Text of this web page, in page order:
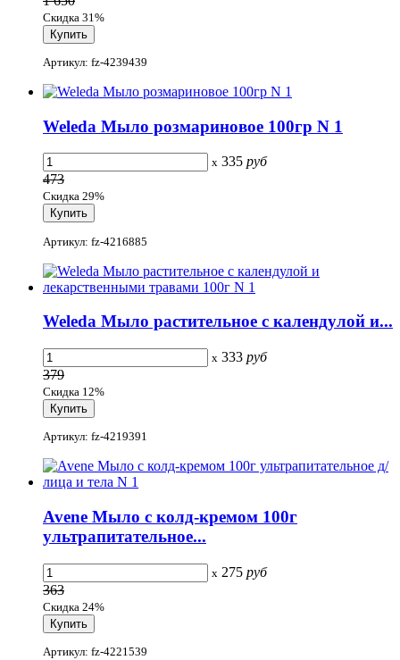
Скидка 31%
Артикул: fz-4239439
Weleda Мыло розмариновое 100гр N 1
x 335 руб
473
Скидка 29%
Артикул: fz-4216885
Weleda Мыло растительное с календулой и...
x 333 руб
379
Скидка 12%
Артикул: fz-4219391
Avene Мыло с колд-кремом 100г
ультрапитательное...
x 275 руб
363
Скидка 24%
Артикул: fz-4221539